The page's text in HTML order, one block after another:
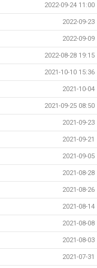
2022-09-24 11:00
2022-09-23
2022-09-09
2022-08-28 19:15
2021-10-10 15:36
2021-10-04
2021-09-25 08:50
2021-09-23
2021-09-21
2021-09-05
2021-08-28
2021-08-26
2021-08-14
2021-08-08
2021-08-03
2021-07-31